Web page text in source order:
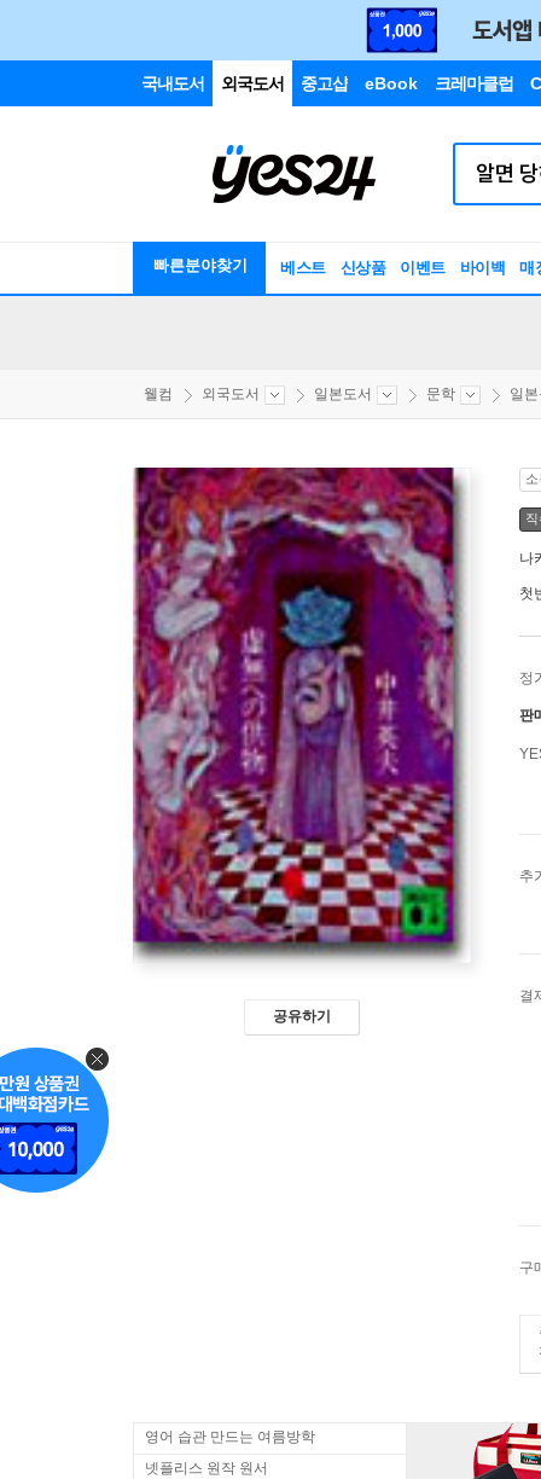
국내도서 외국도서 중고샵 eBook 크레마클럽
빠른분야찾기 베스트 신상품 이벤트 바이백 매
웰컴 외국도서 일본도서 문학 일
공유하기
나
첫
정
판
추
결
구
영어 습관 만드는 여름방학
넷플리스 원작 원서